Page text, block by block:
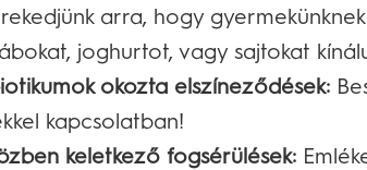
arra, hogy
joghurtot, vagy sajtokat
okozta elszíneződések:
kapcsolatban!
keletkező fogsérülések: